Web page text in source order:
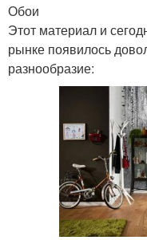
Обои
Этот материал и
рынке появилось
разнообразие: